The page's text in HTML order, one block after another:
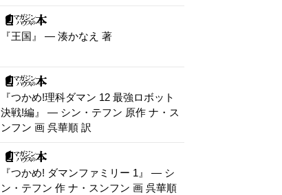
『王国』 — 湊かなえ 著
『つかめ!理科ダマン 12 最強ロボット
決戦!編』 — シン・テフン 原作 ナ・ス
ンフン 画 呉華順 訳
『つかめ! ダマンファミリー 1』 — シ
ン・テフン 作 ナ・スンフン 画 呉華順